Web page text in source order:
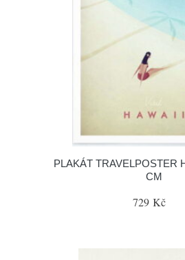
PLAKÁT TRAVELPOSTER
CM
729 Kč